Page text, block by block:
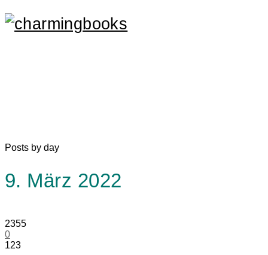
Posts by day
9. März 2022
2355
0
123